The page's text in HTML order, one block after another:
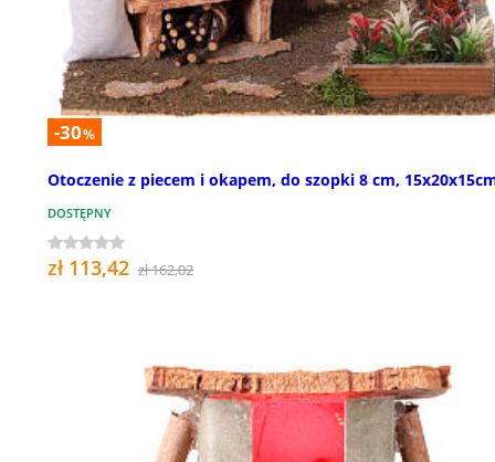
-30%
Otoczenie z piecem i okapem, do szopki 8 cm,
DOSTĘPNY
zł 113,42 zł 162,02